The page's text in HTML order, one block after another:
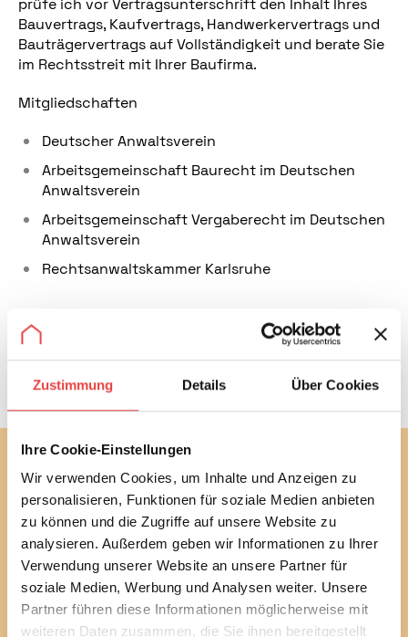
Zustimmung Details Über Cookies
Ihre Cookie-Einstellungen
Wir verwenden Cookies, um Inhalte und Anzeigen zu
personalisieren, Funktionen für soziale Medien anbieten
zu können und die Zugriffe auf unsere Website zu
analysieren. Außerdem geben wir Informationen zu Ihrer
Verwendung unserer Website an unsere Partner für
soziale Medien, Werbung und Analysen weiter. Unsere
Partner führen diese Informationen möglicherweise mit
weiteren Daten zusammen, die Sie ihnen bereitgestellt
prüfe ich vor Vertragsunterschrift den Inhalt Ihres
Bauvertrags, Kaufvertrags, Handwerkervertrags und
Bauträgervertrags auf Vollständigkeit und berate Sie
im Rechtsstreit mit Ihrer Baufirma.
Mitgliedschaften
Deutscher Anwaltsverein
Arbeitsgemeinschaft Baurecht im Deutschen
Anwaltsverein
Arbeitsgemeinschaft Vergaberecht im Deutschen
Anwaltsverein
Rechtsanwaltskammer Karlsruhe
Über mich
Abonnieren Sie jetzt unseren
kostenlosen Newsletter
Mit unserem monatlichen Newsletter bleiben Sie bei
bautechnischen und baurechtlichen
Verbraucherthemen immer auf dem Laufenden.
Erfahren Sie außerdem alle aktuellen Termine und
Entwicklungen des Vereins.